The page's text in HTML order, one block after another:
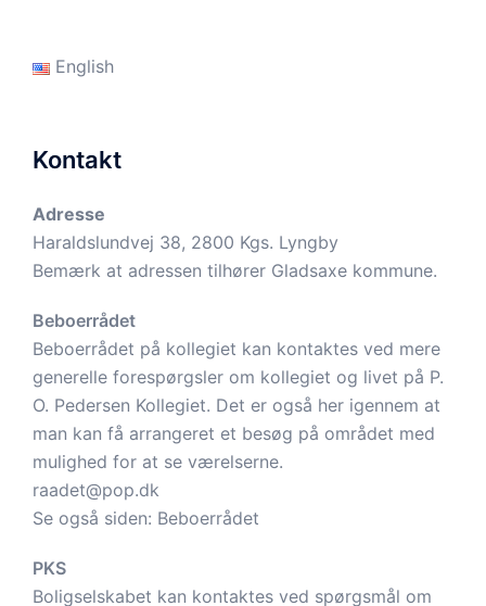
English
Kontakt
Adresse
Haraldslundvej 38, 2800 Kgs. Lyngby
Bemærk at adressen tilhører Gladsaxe kommune.
Beboerrådet
Beboerrådet på kollegiet kan kontaktes ved mere
generelle forespørgsler om kollegiet og livet på P.
O. Pedersen Kollegiet. Det er også her igennem at
man kan få arrangeret et besøg på området med
mulighed for at se værelserne.
raadet@pop.dk
Se også siden: Beboerrådet
PKS
Boligselskabet kan kontaktes ved spørgsmål om